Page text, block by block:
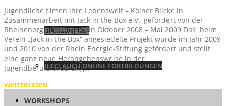
FILMPROJEKTE
JETZT AUCH ONLINE FORTBILDUNGEN
WORKSHOPS
Jugendliche filmen ihre Lebenswelt – Kölner Blicke In
Zusammenarbeit mit Jack in the Box e.V., gefördert von der
Rheinenergie Stiftung Köln Oktober 2008 – Mai 2009 Das beim
Verein „Jack in the Box“ angesiedelte Projekt wurde im Jahr 2009
und 2010 von der Rhein Energie-Stiftung gefördert und stellt
eine ganz neue Herangehensweise in der
Jugendberufsförderung…
WEITERLESEN